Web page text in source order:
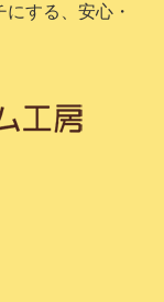
する、安心・